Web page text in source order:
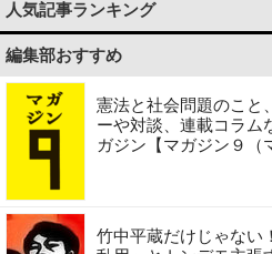
人気記事ランキング
編集部おすすめ
憲法と社会問題のこと
ーや対談、連載コラム
ガジン【マガジン９（
竹中平蔵だけじゃない